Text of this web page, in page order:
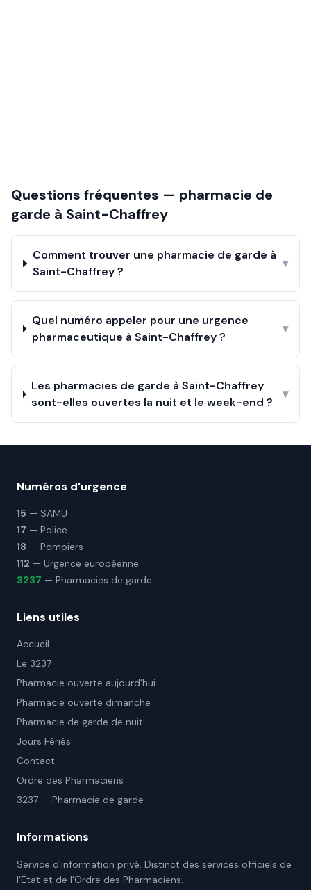
Questions fréquentes — pharmacie de
garde à Saint-Chaffrey
Comment trouver une pharmacie de garde à
Saint-Chaffrey ?
▾
Quel numéro appeler pour une urgence
pharmaceutique à Saint-Chaffrey ?
▾
Les pharmacies de garde à Saint-Chaffrey
sont-elles ouvertes la nuit et le week-end ?
▾
Numéros d'urgence
15 — SAMU
17 — Police
18 — Pompiers
112 — Urgence européenne
3237 — Pharmacies de garde
Liens utiles
Accueil
Le 3237
Pharmacie ouverte aujourd'hui
Pharmacie ouverte dimanche
Pharmacie de garde de nuit
Jours Fériés
Contact
Ordre des Pharmaciens
3237 — Pharmacie de garde
Informations
Service d'information privé. Distinct des services officiels de
l'État et de l'Ordre des Pharmaciens.